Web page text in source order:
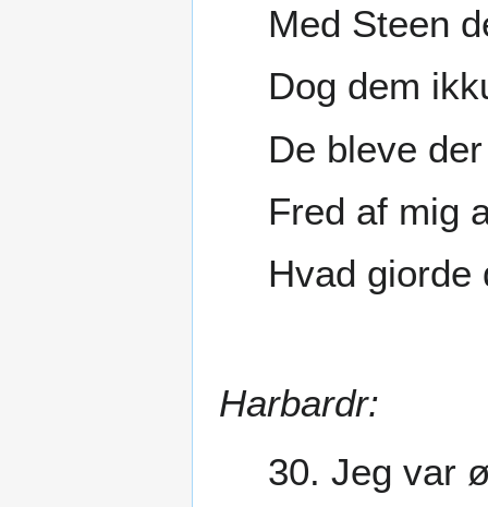
Med Steen
Dog dem
De bleve
Fred af mig
Hvad giorde
Harbardr:
30. Jeg var